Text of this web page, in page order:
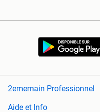
2ememain Professionnel
Aide et Info